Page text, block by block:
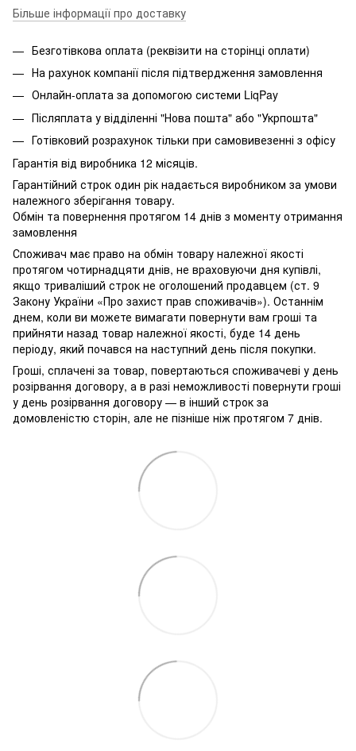
Більше інформації про доставку
Безготівкова оплата (реквізити на сторінці оплати)
На рахунок компанії після підтвердження замовлення
Онлайн-оплата за допомогою системи LiqPay
Післяплата у відділенні "Нова пошта" або "Укрпошта"
Готівковий розрахунок тільки при самовивезенні з офісу
Гарантія від виробника 12 місяців.
Гарантійний строк один рік надається виробником за умови
належного зберігання товару.
Обмін та повернення протягом 14 днів з моменту отримання
замовлення
Споживач має право на обмін товару належної якості
протягом чотирнадцяти днів, не враховуючи дня купівлі,
якщо триваліший строк не оголошений продавцем (ст. 9
Закону України «Про захист прав споживачів»). Останнім
днем, коли ви можете вимагати повернути вам гроші та
прийняти назад товар належної якості, буде 14 день
періоду, який почався на наступний день після покупки.
Гроші, сплачені за товар, повертаються споживачеві у день
розірвання договору, а в разі неможливості повернути гроші
у день розірвання договору — в інший строк за
домовленістю сторін, але не пізніше ніж протягом 7 днів.